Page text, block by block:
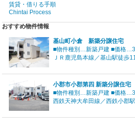
賃貸・借りる手順
Chintai Process
おすすめ物件情報
基山町小倉 新築分譲住宅
■物件種別…新築戸建 ■価格
ＪＲ鹿児島本線／基山駅徒歩
小郡市小郡第四 新築分譲住宅
■物件種別…新築戸建 ■価格
西鉄天神大牟田線／西鉄小郡